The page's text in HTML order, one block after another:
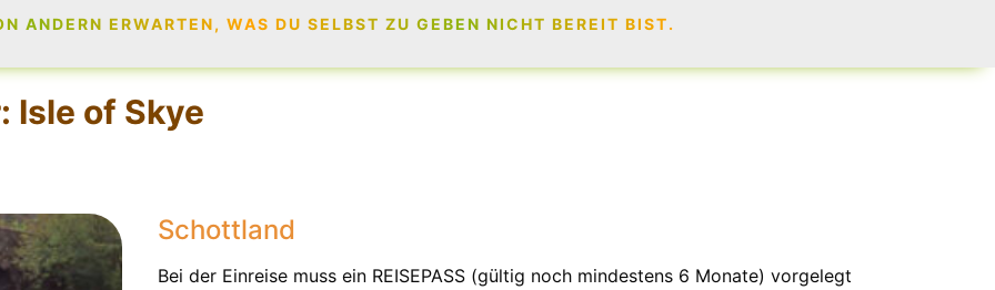
Suchen nach:
ANDERN ERWARTEN, WAS DU SELBST ZU GEBEN NICHT BEREIT BIST.
Isle of Skye
Schottland
Bei der Einreise muss ein REISEPASS (gültig noch mindestens 6 Monate) vorgelegt